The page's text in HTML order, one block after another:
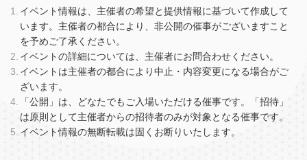
イベント情報は、主催者の希望と提供情報に基づいて作成して
います。主催者の都合により、非公開の催事がございますこと
を予めご了承ください。
イベントの詳細については、主催者にお問合わせください。
イベントは主催者の都合により中止・内容変更になる場合がご
ざいます。
「公開」は、どなたでもご入場いただける催事です。「招待」
は原則として主催者からの招待者のみが対象となる催事です。
イベント情報の無断転載は固くお断りいたします。